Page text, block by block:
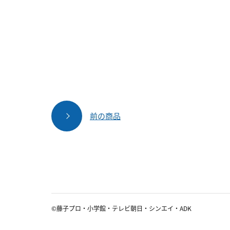
前の商品
©藤子プロ・小学館・テレビ朝日・シンエイ・ADK